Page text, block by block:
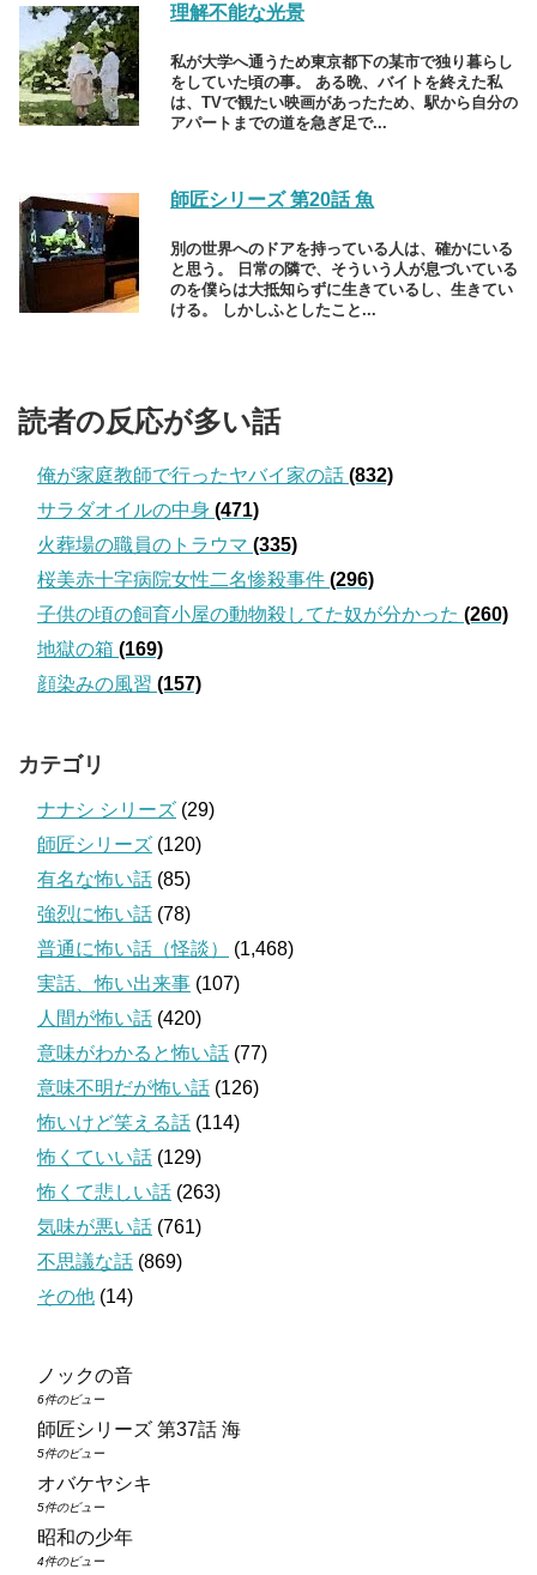
理解不能な光景
私が大学へ通うため東京都下の某市で独り暮らし
をしていた頃の事。 ある晩、バイトを終えた私
は、TVで観たい映画があったため、駅から自分の
アパートまでの道を急ぎ足で...
師匠シリーズ 第20話 魚
別の世界へのドアを持っている人は、確かにいる
と思う。 日常の隣で、そういう人が息づいている
のを僕らは大抵知らずに生きているし、生きてい
ける。 しかしふとしたこと...
読者の反応が多い話
俺が家庭教師で行ったヤバイ家の話 (832)
サラダオイルの中身 (471)
火葬場の職員のトラウマ (335)
桜美赤十字病院女性二名惨殺事件 (296)
子供の頃の飼育小屋の動物殺してた奴が分かった (260)
地獄の箱 (169)
顔染みの風習 (157)
カテゴリ
ナナシ シリーズ (29)
師匠シリーズ (120)
有名な怖い話 (85)
強烈に怖い話 (78)
普通に怖い話（怪談）
(1,468)
実話、怖い出来事 (107)
人間が怖い話 (420)
意味がわかると怖い話 (77)
意味不明だが怖い話 (126)
怖いけど笑える話 (114)
怖くていい話 (129)
怖くて悲しい話 (263)
気味が悪い話 (761)
不思議な話 (869)
その他 (14)
ノックの音
6件のビュー
師匠シリーズ 第37話 海
5件のビュー
オバケヤシキ
5件のビュー
昭和の少年
4件のビュー